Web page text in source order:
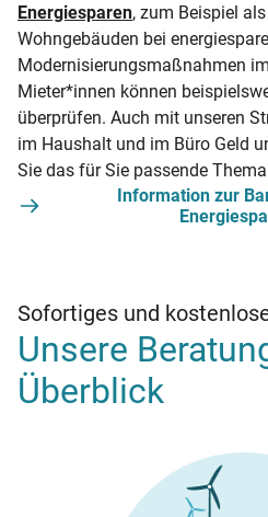
Energiesparen, zum Beispiel
Wohngebäuden bei
Modernisierungsmaßnahmen
Mieter*innen können
überprüfen. Auch mit unseren
im Haushalt und im Büro Geld
Sie das für Sie passende
Information zur
Sofortiges und
Unsere
Überblick